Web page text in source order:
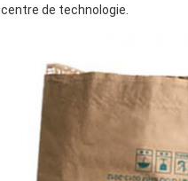
centre de technologie.